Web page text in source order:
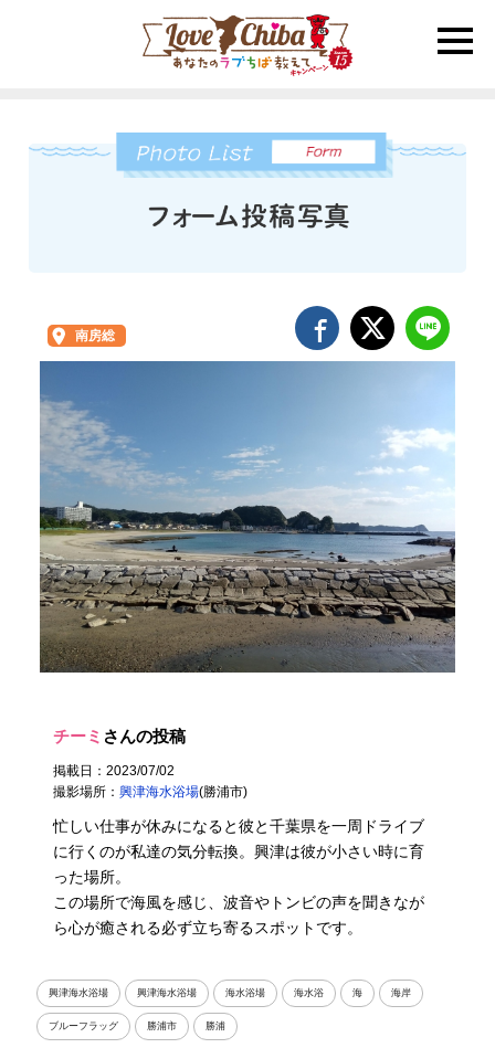
toggle
南房総
チーミ さんの投稿
掲載日：2023/07/02
撮影場所：興津海水浴場(勝浦市)
忙しい仕事が休みになると彼と千葉県を一周ドライブ
に行くのが私達の気分転換。興津は彼が小さい時に育
った場所。
この場所で海風を感じ、波音やトンビの声を聞きなが
ら心が癒される必ず立ち寄るスポットです。
興津海水浴場 興津海水浴場 海水浴場 海水浴 海 海岸
ブルーフラッグ 勝浦市 勝浦